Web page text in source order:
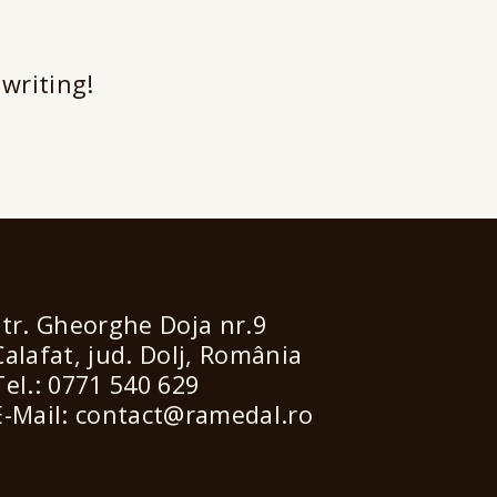
Gheorghe Doja nr.9
jud. Dolj, România
0771 540 629
Mail: contact@ramedal.ro